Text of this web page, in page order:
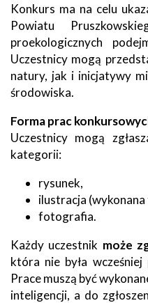
Konkurs ma na celu
Powiatu
proekologicznych
Uczestnicy mogą
natury, jak i inicjatywy
środowiska.
Forma prac
Uczestnicy mogą
kategorii:
rysunek,
ilustracja
fotografia.
Każdy uczestnik może
która nie była wcześniej
Prace muszą być
inteligencji, a do